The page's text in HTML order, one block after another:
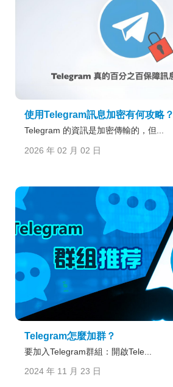
使用Telegram訊息加密有何攻略？
Telegram 的資訊是加密傳輸的，但...
2026 年 02 月 02 日
Telegram怎麼加群？
要加入Telegram群組：開啟Tele...
2024 年 11 月 23 日